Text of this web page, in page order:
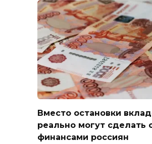
Вместо остановки
реально могут сделать
финансами россиян